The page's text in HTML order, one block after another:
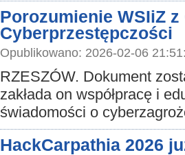
Porozumienie WSIiZ
Cyberprzestępczości
Opublikowano: 2026-02-06
RZESZÓW. Dokument
zakłada on współpracę i
świadomości o
HackCarpathia 2026